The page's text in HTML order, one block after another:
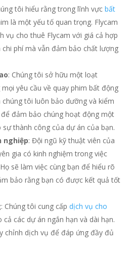
tôi hiểu rằng trong lĩnh vựcbất
là một yếu tố quan trọng. Flycam
vụ cho thuê Flycam với giá cả hợp
phí mà vẫn đảm bảo chất lượng
: Chúng tôi sở hữu một loạt
yêu cầu về quay phim bất động
tôi luôn bảo dưỡng và kiểm
đảm bảo chúng hoạt động một
thành công của dự án của bạn.
nghiệp: Đội ngũ kỹ thuật viên của
gia có kinh nghiệm trong việc
sẽ làm việc cùng bạn để hiểu rõ
bảo rằng bạn có được kết quả tốt
: Chúng tôi cung cấpdịch vụ cho
cả các dự án ngắn hạn và dài hạn.
chỉnh dịch vụ để đáp ứng đầy đủ